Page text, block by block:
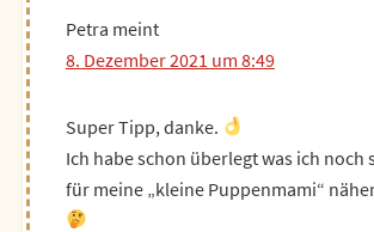
Petra meint
8. Dezember 2021 um 8:49
Super Tipp, danke.
Ich habe schon überlegt was ich noch
für meine „kleine Puppenmami“